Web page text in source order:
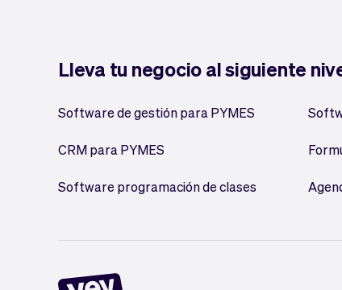
Lleva tu negocio al siguiente
Software de gestión para PYMES
CRM para PYMES
Software programación de clases